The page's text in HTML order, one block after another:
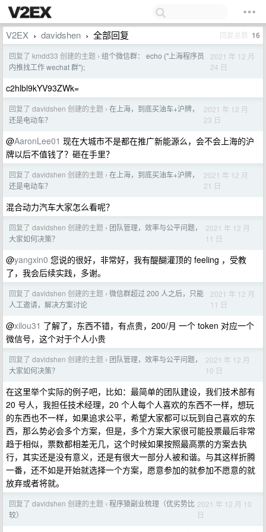
V2EX › davidshen › 全部回复 回复总数 16
回复了 kmdd33 创建的主题 › 组个微信群： echo ("上海程序员
内推找工作 wechat 群");
2021 年 12 月
24 日
c2hlbl9kYV93ZWk=
回复了 davidshen 创建的主题 › 在上海，到底买油车+沪牌，
还是电动车？
2021 年 12 月
23 日
@AaronLee01 现在大城市不是都在推广新能源么，会不会上海的沪
牌以后不值钱了？砸在手里？
回复了 davidshen 创建的主题 › 在上海，到底买油车+沪牌，
还是电动车？
2021 年 12 月
21 日
混合动力汽车大家怎么看呢？
回复了 davidshen 创建的主题 › 团队管理，效率与公平问题，
大家如何决策？
2021 年 12 月
11 日
@yangxin0 您说的很好，非常好，我有醍醐灌顶的 feeling ，受教
了，我会后续实践，多谢。
回复了 davidshen 创建的主题 › 微信群超过 200 人之后，只能
人工邀请，解决方案讨论
2021 年 12 月
11 日
@xilou31 了解了，东西不错，有点贵，200/月 一个 token 对应一个
微信号，这个对于个人小贵
回复了 davidshen 创建的主题 › 团队管理，效率与公平问题，
大家如何决策？
2021 年 12 月
10 日
在这里举个实际的例子吧，比如：最简单的团队建设，我们技术部有
20 号人，我担任技术经理，20 个人每个人喜欢的东西不一样，想玩
的东西也不一样，如果追求公平，希望大家都可以玩到自己喜欢的东
西，那么势必会多个方案，但是，多个方案大家很可能投票最后非常
趋于相似，票数都相差无几，这个时候如果按照最高票的方案去执
行，其实还是没有意义，还是有很大一部分人被和谐。与其这样折腾
一番，还不如是开始就选择一个方案，愿意参加的就参加不愿意的就
放弃或者将就。
回复了 davidshen 创建的主题 › 程序猿副业梳理（优劣势比
较）
2021 年 12 月 10
日